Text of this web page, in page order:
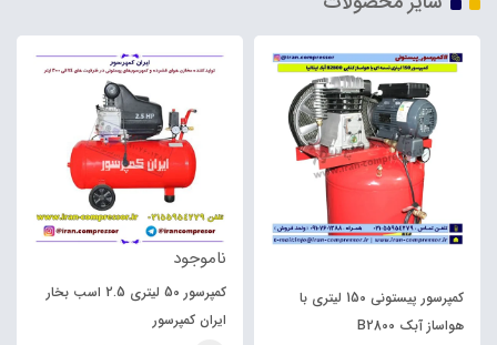
کمپرسور پیستونی 150 لیتری با
هواساز آبک B2800
ناموجود
کمپرسور 50 لیتری 2.5 اسب بخار
ایران کمپرسور